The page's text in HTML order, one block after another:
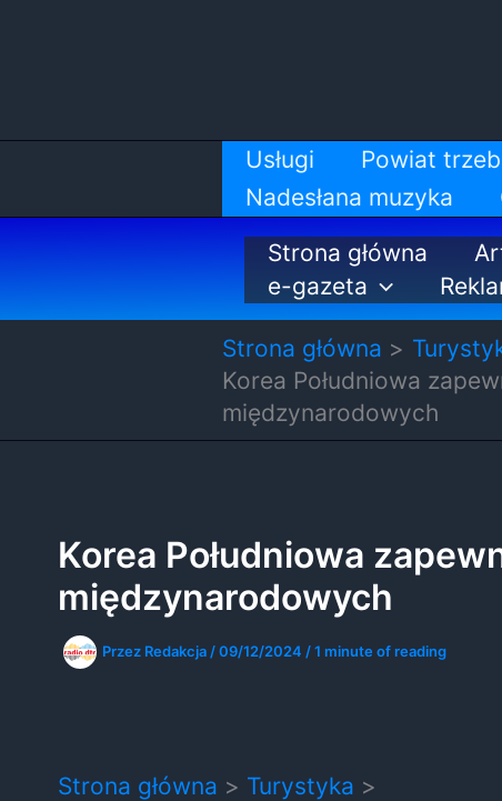
Usługi Powiat
Nadesłana muzyka
Strona główna
e-gazeta
Strona główna
Korea Południowa
międzynarodowych
Korea Południowa
międzynarodowych
Przez Redakcja /09/12/2024 /1 minute of reading
Strona główna
Turystyka